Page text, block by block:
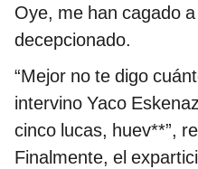
Oye, me han cagado
decepcionado.
“Mejor no te digo
intervino Yaco
cinco lucas, huev**”,
Finalmente, el